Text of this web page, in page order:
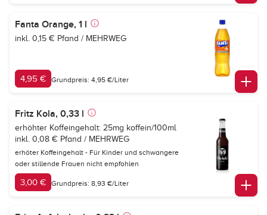
Fanta Orange, 1 l
inkl. 0,15 € Pfand / MEHRWEG
4,95 € Grundpreis: 4,95 €/Liter
Fritz Kola, 0,33 l
erhöhter Koffeingehalt: 25mg koffein/100ml
inkl. 0,08 € Pfand / MEHRWEG
erhöter Koffeingehalt - Für Kinder und schwangere
oder stillende Frauen nicht empfohlen
3,00 € Grundpreis: 8,93 €/Liter